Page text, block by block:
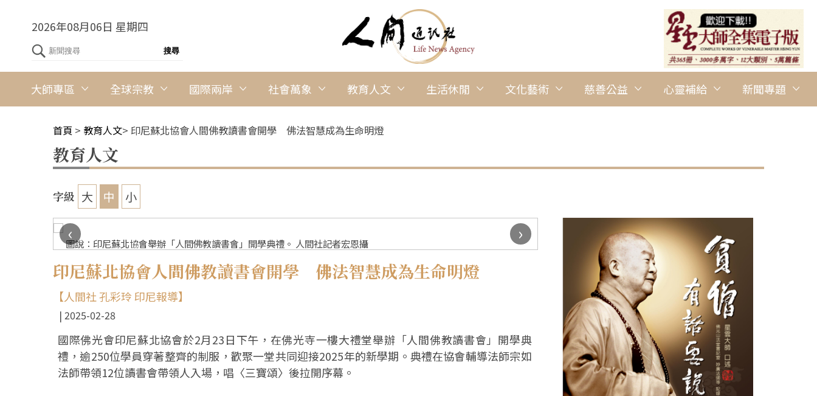
2026年08月06日 星期四
大師專區 全球宗教 國際兩岸 社會萬象 教育人文 生活休閒 文化藝術 慈善公益 心靈補給 新聞專題
首頁 > 教育人文> 印尼蘇北協會人間佛教讀書會開學 佛法智慧成為生命明燈
教育人文
字級 大 中 小
圖說：印尼蘇北協會舉辦「人間佛教讀書會」開學典禮。 人間社記者宏恩攝 圖說：印尼蘇北協會舉辦「人間佛教讀書會」開學典禮。 人間社
‹
›
印尼蘇北協會人間佛教讀書會開學 佛法智慧成為生命明燈
【人間社 孔彩玲 印尼報導】
2025-02-28
國際佛光會印尼蘇北協會於2月23日下午，在佛光寺一樓大禮堂舉辦「人間佛教讀書會」開學典
禮，逾250位學員穿著整齊的制服，歡聚一堂共同迎接2025年的新學期。典禮在協會輔導法師宗如
法師帶領12位讀書會帶領人入場，唱〈三寶頌〉後拉開序幕。